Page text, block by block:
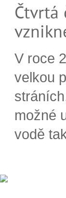
Čtvrtá
V roce
velkou
možné
vodě